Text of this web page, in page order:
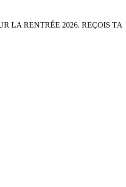
LA RENTRÉE 2026. REÇOIS TA